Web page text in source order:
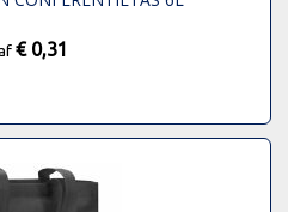
€ 0,31